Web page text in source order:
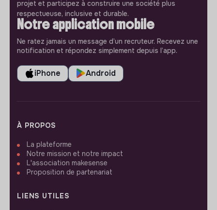
projet et participez à construire une société plus
respectueuse, inclusive et durable.
Notre application mobile
Ne ratez jamais un message d’un recruteur. Recevez une
notification et répondez simplement depuis l’app.
iPhone Android
À PROPOS
La plateforme
Notre mission et notre impact
L'association makesense
Proposition de partenariat
LIENS UTILES